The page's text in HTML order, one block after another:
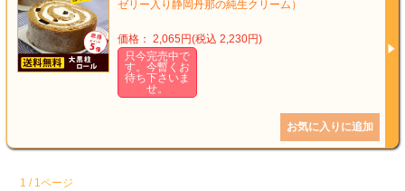
ゼリー入り静岡丹那の純生クリーム）
価格： 2,065円(税込 2,230円)
只今完売中で
す。今暫くお
待ち下さいま
せ。
1 / 1ページ